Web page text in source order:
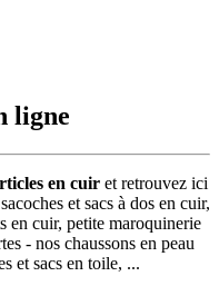
ligne
en cuir et retrouvez ici
et sacs à dos en cuir,
en cuir, petite maroquinerie
- nos chaussons en peau
et sacs en toile, ...